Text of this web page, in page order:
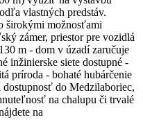
vlastných predstáv.
širokými možnosťami
zámer, priestor pre vozidlá
m - dom v úzadí zaručuje
inžinierske siete dostupné -
príroda - bohaté hubárčenie
do Medzilaboriec,
na chalupu či trvalé
na